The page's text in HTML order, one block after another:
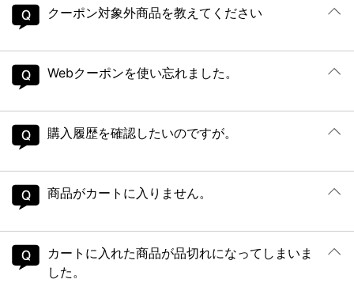
クーポン対象外商品を教えてください
Webクーポンを使い忘れました。
購入履歴を確認したいのですが。
商品がカートに入りません。
カートに入れた商品が品切れになってしまいま
した。